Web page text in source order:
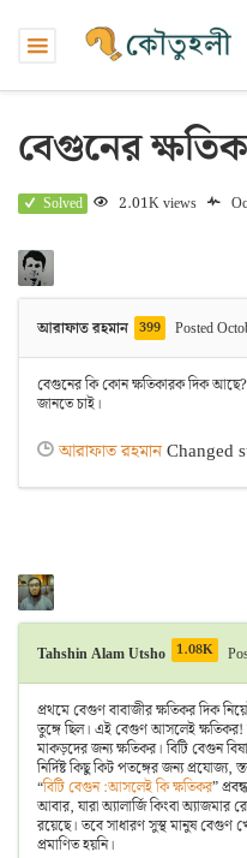
বেগুনের
Solved 2.01K views
আরাফাত রহমান 399 Posted
বেগুনের কি কোন ক্ষতিকারক দিক
জানতে চাই।
আরাফাত রহমানChanged
Tahshin Alam Utsho 1.08K
প্রথমে বেগুণ বাবাজীর ক্ষতিকর দিক
তুঙ্গে ছিল। এই বেগুণ আসলেই
মাকড়দের জন্য ক্ষতিকর। বিটি বেগুন
নির্দিষ্ট কিছু কিট পতঙ্গের জন্য প্রযোজ্য,
“বিটি বেগুন :আসলেই কি ক্ষতিকর”
আবার, যারা অ্যালার্জি কিংবা অ্যাজমার
রয়েছে। তবে সাধারণ সুস্থ মানুষ বেগুণ
প্রমাণিত হয়নি।